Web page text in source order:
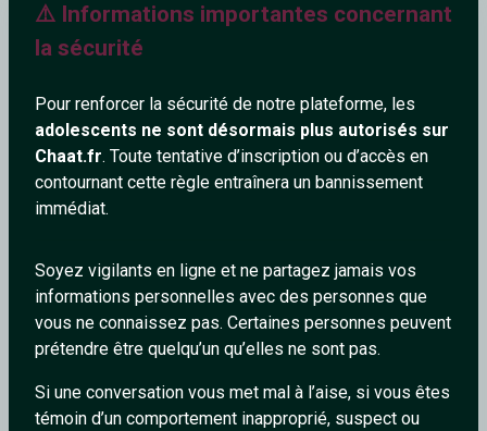
⚠️ Informations importantes concernant
la sécurité
Pour renforcer la sécurité de notre plateforme, les
adolescents ne sont désormais plus autorisés sur
Chaat.fr. Toute tentative d’inscription ou d’accès en
contournant cette règle entraînera un bannissement
immédiat.
Soyez vigilants en ligne et ne partagez jamais vos
informations personnelles avec des personnes que
vous ne connaissez pas. Certaines personnes peuvent
prétendre être quelqu’un qu’elles ne sont pas.
Si une conversation vous met mal à l’aise, si vous êtes
témoin d’un comportement inapproprié, suspect ou
28 ans 26 ans
H-Lamberty _JeSuisUnldiot
34 ans